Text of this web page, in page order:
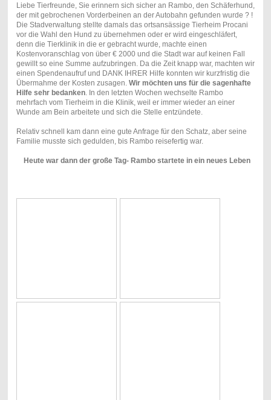
Liebe Tierfreunde, Sie erinnern sich sicher an Rambo, den Schäferhund,
der mit gebrochenen Vorderbeinen an der Autobahn gefunden wurde ? !
Die Stadverwaltung stellte damals das ortsansässige Tierheim Procani
vor die Wahl den Hund zu übernehmen oder er wird eingeschläfert,
denn die Tierklinik in die er gebracht wurde, machte einen
Kostenvoranschlag von über € 2000 und die Stadt war auf keinen Fall
gewillt so eine Summe aufzubringen. Da die Zeit knapp war, machten wir
einen Spendenaufruf und DANK IHRER Hilfe konnten wir kurzfristig die
Übermahme der Kosten zusagen. Wir möchten uns für die sagenhafte
Hilfe sehr bedanken. In den letzten Wochen wechselte Rambo
mehrfach vom Tierheim in die Klinik, weil er immer wieder an einer
Wunde am Bein arbeitete und sich die Stelle entzündete.
Relativ schnell kam dann eine gute Anfrage für den Schatz, aber seine
Familie musste sich gedulden, bis Rambo reisefertig war.
Heute war dann der große Tag- Rambo startete in ein neues Leben